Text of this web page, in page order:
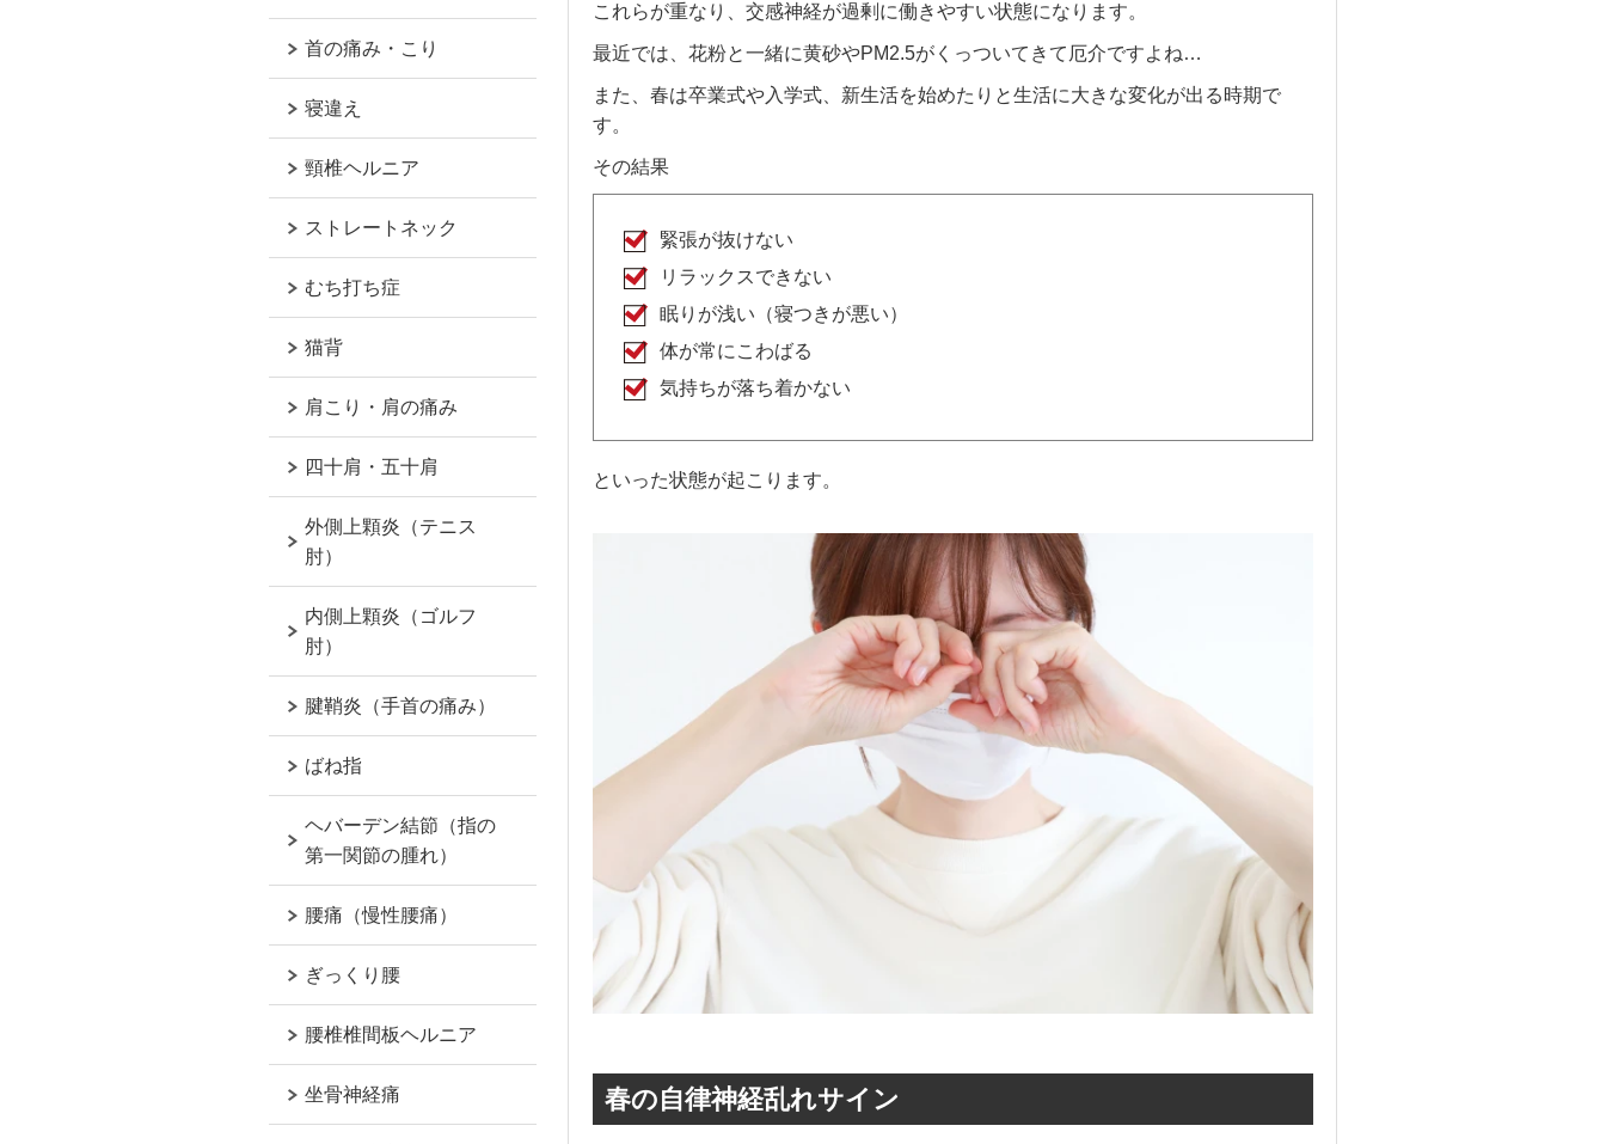
これらが重なり、交感神経が過剰に働きやすい状態になります。
最近では、花粉と一緒に黄砂やPM2.5がくっついてきて厄介ですよね…
また、春は卒業式や入学式、新生活を始めたりと生活に大きな変化が出る時期で
す。
その結果
緊張が抜けない
リラックスできない
眠りが浅い（寝つきが悪い）
体が常にこわばる
気持ちが落ち着かない
といった状態が起こります。
春の自律神経乱れサイン
首の痛み・こり
寝違え
頸椎ヘルニア
ストレートネック
むち打ち症
猫背
肩こり・肩の痛み
四十肩・五十肩
外側上顆炎（テニス
肘）
内側上顆炎（ゴルフ
肘）
腱鞘炎（手首の痛み）
ばね指
ヘバーデン結節（指の
第一関節の腫れ）
腰痛（慢性腰痛）
ぎっくり腰
腰椎椎間板ヘルニア
坐骨神経痛